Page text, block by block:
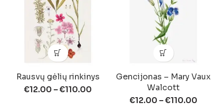
Rausvų gėlių rinkinys
€12.00 –€110.00
Gencijonas – Mary Vaux
Walcott
€12.00 –€110.00